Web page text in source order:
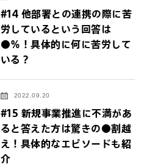
#14 他部署との連携の際に苦
労しているという回答は
●％！具体的に何に苦労して
いる？
2022.09.20
#15 新規事業推進に不満があ
ると答えた方は驚きの●割越
え！具体的なエピソードも紹
介